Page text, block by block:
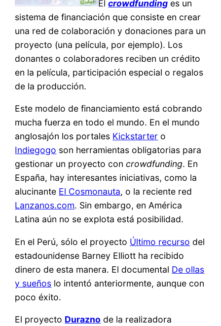
Elcrowdfunding es un
sistema de financiación que consiste en crear
una red de colaboración y donaciones para un
proyecto (una película, por ejemplo). Los
donantes o colaboradores reciben un crédito
en la película, participación especial o regalos
de la producción.
Este modelo de financiamiento está cobrando
mucha fuerza en todo el mundo. En el mundo
anglosajón los portales Kickstarter o
Indiegogo son herramientas obligatorias para
gestionar un proyecto concrowdfunding. En
España, hay interesantes iniciativas, como la
alucinante El Cosmonauta, o la reciente red
Lanzanos.com. Sin embargo, en América
Latina aún no se explota está posibilidad.
En el Perú, sólo el proyecto Último recurso del
estadounidense Barney Elliott ha recibido
dinero de esta manera. El documental De ollas
y sueños lo intentó anteriormente, aunque con
poco éxito.
El proyecto Durazno de la realizadora